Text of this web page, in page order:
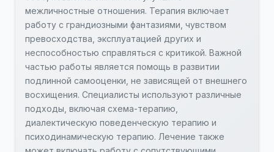
межличностные отношения. Терапия включает
работу с грандиозными фантазиями, чувством
превосходства, эксплуатацией других и
неспособностью справляться с критикой. Важной
частью работы является помощь в развитии
подлинной самооценки, не зависящей от внешнего
восхищения. Специалисты используют различные
подходы, включая схема-терапию,
диалектическую поведенческую терапию и
психодинамическую терапию. Лечение также